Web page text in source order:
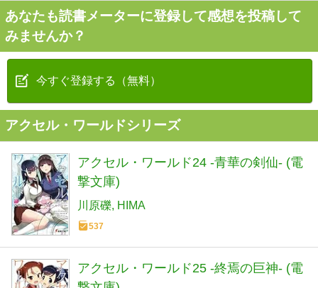
あなたも読書メーターに登録して感想を投稿して
みませんか？
今すぐ登録する（無料）
アクセル・ワールドシリーズ
アクセル・ワールド24 ‐青華の剣仙‐ (電
撃文庫)
川原礫 HIMA
537
アクセル・ワールド25 ‐終焉の巨神‐ (電